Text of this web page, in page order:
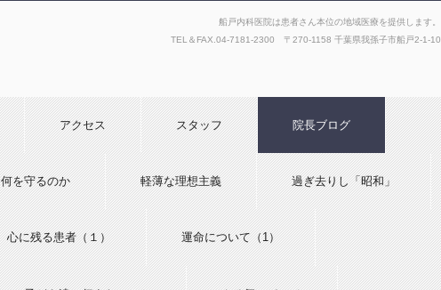
船戸内科医院は患者さん本位の地域医療を提供します。
TEL＆FAX. 04-7181-2300 〒270-1158 千葉県我孫子市船戸2-1-10
アクセス スタッフ 院長ブログ
何を守るのか 軽薄な理想主義 過ぎ去りし「昭和」
心に残る患者（１） 運命について（1）